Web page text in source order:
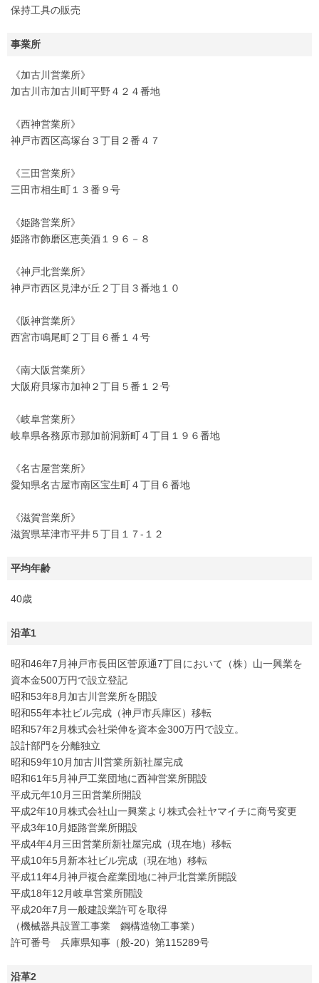
保持工具の販売
事業所
《加古川営業所》
加古川市加古川町平野４２４番地
《西神営業所》
神戸市西区高塚台３丁目２番４７
《三田営業所》
三田市相生町１３番９号
《姫路営業所》
姫路市飾磨区恵美酒１９６－８
《神戸北営業所》
神戸市西区見津が丘２丁目３番地１０
《阪神営業所》
西宮市鳴尾町２丁目６番１４号
《南大阪営業所》
大阪府貝塚市加神２丁目５番１２号
《岐阜営業所》
岐阜県各務原市那加前洞新町４丁目１９６番地
《名古屋営業所》
愛知県名古屋市南区宝生町４丁目６番地
《滋賀営業所》
滋賀県草津市平井５丁目１７-１２
平均年齢
40歳
沿革1
昭和46年7月神戸市長田区菅原通7丁目において（株）山一興業を
資本金500万円で設立登記
昭和53年8月加古川営業所を開設
昭和55年本社ビル完成（神戸市兵庫区）移転
昭和57年2月株式会社栄伸を資本金300万円で設立。
設計部門を分離独立
昭和59年10月加古川営業所新社屋完成
昭和61年5月神戸工業団地に西神営業所開設
平成元年10月三田営業所開設
平成2年10月株式会社山一興業より株式会社ヤマイチに商号変更
平成3年10月姫路営業所開設
平成4年4月三田営業所新社屋完成（現在地）移転
平成10年5月新本社ビル完成（現在地）移転
平成11年4月神戸複合産業団地に神戸北営業所開設
平成18年12月岐阜営業所開設
平成20年7月一般建設業許可を取得
（機械器具設置工事業 鋼構造物工事業）
許可番号 兵庫県知事（般-20）第115289号
沿革2